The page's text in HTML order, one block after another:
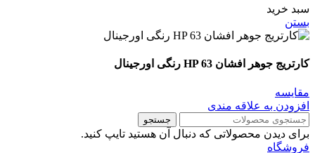
سبد خرید
بستن
کارتریج جوهر افشان HP 63 رنگی اورجینال
مقايسه
افزودن به علاقه مندی
جستجو
برای دیدن محصولاتی که دنبال آن هستید تایپ کنید.
فروشگاه